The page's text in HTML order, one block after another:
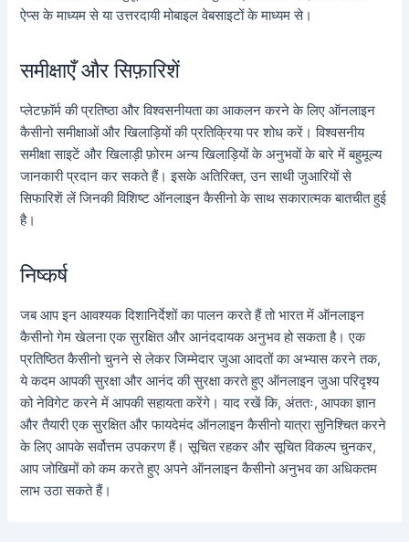
ऐप्स के माध्यम से या उत्तरदायी मोबाइल वेबसाइटों के माध्यम से।
समीक्षाएँ और सिफ़ारिशें
प्लेटफ़ॉर्म की प्रतिष्ठा और विश्वसनीयता का आकलन करने के लिए ऑनलाइन
कैसीनो समीक्षाओं और खिलाड़ियों की प्रतिक्रिया पर शोध करें। विश्वसनीय
समीक्षा साइटें और खिलाड़ी फ़ोरम अन्य खिलाड़ियों के अनुभवों के बारे में बहुमूल्य
जानकारी प्रदान कर सकते हैं। इसके अतिरिक्त, उन साथी जुआरियों से
सिफारिशें लें जिनकी विशिष्ट ऑनलाइन कैसीनो के साथ सकारात्मक बातचीत हुई
है।
निष्कर्ष
जब आप इन आवश्यक दिशानिर्देशों का पालन करते हैं तो भारत में ऑनलाइन
कैसीनो गेम खेलना एक सुरक्षित और आनंददायक अनुभव हो सकता है। एक
प्रतिष्ठित कैसीनो चुनने से लेकर जिम्मेदार जुआ आदतों का अभ्यास करने तक,
ये कदम आपकी सुरक्षा और आनंद की सुरक्षा करते हुए ऑनलाइन जुआ परिदृश्य
को नेविगेट करने में आपकी सहायता करेंगे। याद रखें कि, अंततः, आपका ज्ञान
और तैयारी एक सुरक्षित और फायदेमंद ऑनलाइन कैसीनो यात्रा सुनिश्चित करने
के लिए आपके सर्वोत्तम उपकरण हैं। सूचित रहकर और सूचित विकल्प चुनकर,
आप जोखिमों को कम करते हुए अपने ऑनलाइन कैसीनो अनुभव का अधिकतम
लाभ उठा सकते हैं।